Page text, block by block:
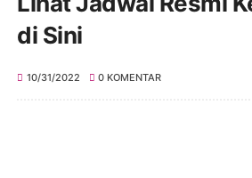
di Sini
10/31/2022 0 KOMENTAR